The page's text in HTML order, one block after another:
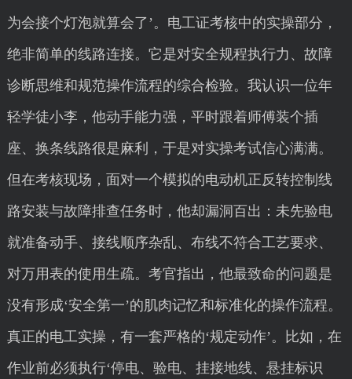
为会接个灯泡就算会了’。电工证考核中的实操部分，
绝非简单的线路连接。它是对安全规程执行力、故障
诊断思维和规范操作流程的综合检验。我认识一位年
轻学徒小李，他动手能力强，平时跟着师傅装个插
座、换条线路很是麻利，于是对实操考试信心满满。
但在考核现场，面对一个模拟的电动机正反转控制线
路安装与故障排查任务时，他却漏洞百出：未先验电
就准备动手、接线顺序杂乱、布线不符合工艺要求、
对万用表的使用生疏。考官指出，他最致命的问题是
没有形成‘安全第一’的肌肉记忆和标准化的操作流程。
真正的电工实操，有一套严格的‘规定动作’。比如，在
作业前必须执行‘停电、验电、挂接地线、悬挂标识